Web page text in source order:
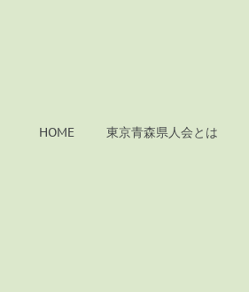
HOME 東京青森県人会とは